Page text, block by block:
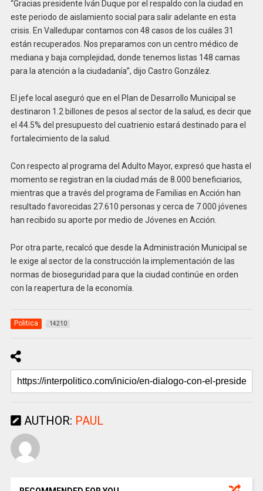
“Gracias presidente Iván Duque por el respaldo con la ciudad en
este periodo de aislamiento social para salir adelante en esta
crisis. En Valledupar contamos con 48 casos de los cuáles 31
están recuperados. Nos preparamos con un centro médico de
mediana y baja complejidad, donde tenemos listas 148 camas
para la atención a la ciudadanía”, dijo Castro González.
El jefe local aseguró que en el Plan de Desarrollo Municipal se
destinaron 1.2 billones de pesos al sector de la salud, es decir que
el 44.5% del presupuesto del cuatrienio estará destinado para el
fortalecimiento de la salud.
Con respecto al programa del Adulto Mayor, expresó que hasta el
momento se registran en la ciudad más de 8.000 beneficiarios,
mientras que a través del programa de Familias en Acción han
resultado favorecidas 27.610 personas y cerca de 7.000 jóvenes
han recibido su aporte por medio de Jóvenes en Acción.
Por otra parte, recalcó que desde la Administración Municipal se
le exige al sector de la construcción la implementación de las
normas de bioseguridad para que la ciudad continúe en orden
con la reapertura de la economía.
Politica 14210
AUTHOR: PAUL